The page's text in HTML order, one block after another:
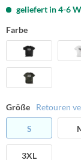
geliefert in 4-6
Farbe
Größe Retouren
S
3XL